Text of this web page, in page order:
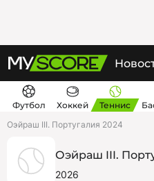
Футбол Хоккей Теннис
Оэйраш III. Португалия 2024
Оэйраш III.
2026